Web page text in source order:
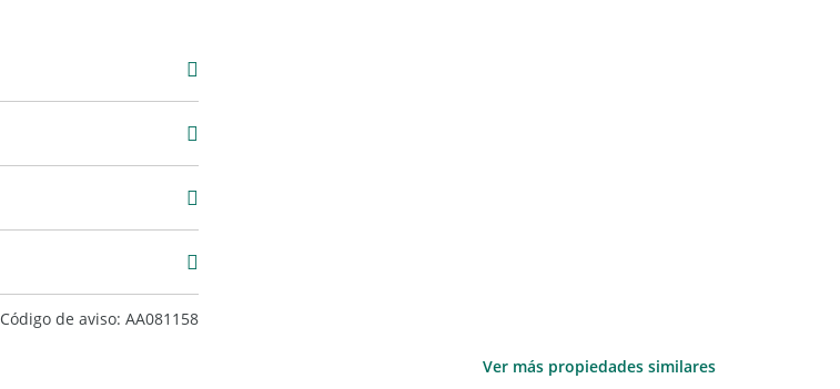
Código de aviso: AA081158
Ver más propiedades similares